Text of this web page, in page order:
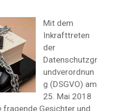
Mit dem
Inkrafttreten
der
Datenschutzgr
undverordnun
g (DSGVO) am
25. Mai 2018
fragende Gesichter und